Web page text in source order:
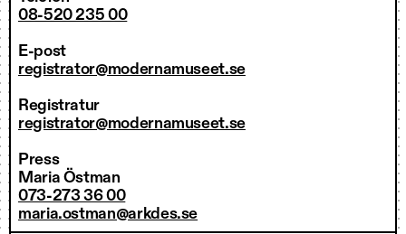
08-520 235 00
E-post
registrator@modernamuseet.se
Registratur
registrator@modernamuseet.se
Press
Maria Östman
073-273 36 00
maria.ostman@arkdes.se